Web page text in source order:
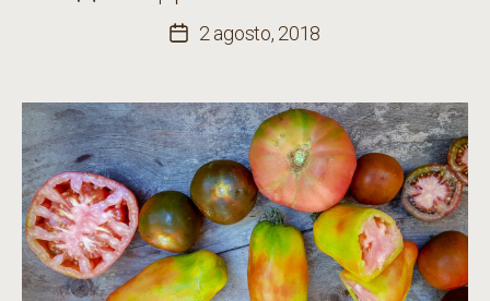
Fecha
entrada
2 agosto, 2018